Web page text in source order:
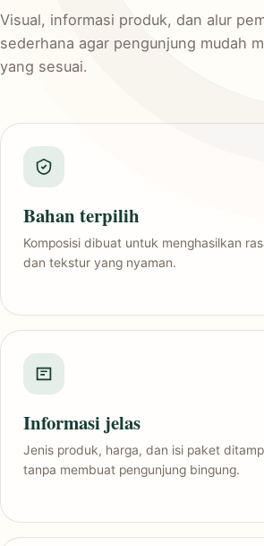
Visual, informasi produk, dan alur
sederhana agar pengunjung mudah
yang sesuai.
Bahan terpilih
Komposisi dibuat untuk menghasilkan
dan tekstur yang nyaman.
Informasi jelas
Jenis produk, harga, dan isi paket
tanpa membuat pengunjung bingung.